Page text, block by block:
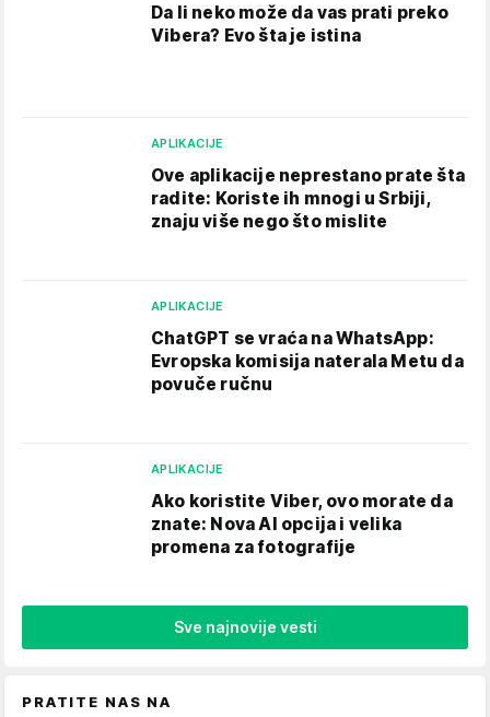
Da li neko može da vas prati preko
Vibera? Evo šta je istina
APLIKACIJE
Ove aplikacije neprestano prate šta
radite: Koriste ih mnogi u Srbiji,
znaju više nego što mislite
APLIKACIJE
ChatGPT se vraća na WhatsApp:
Evropska komisija naterala Metu da
povuče ručnu
APLIKACIJE
Ako koristite Viber, ovo morate da
znate: Nova AI opcija i velika
promena za fotografije
Sve najnovije vesti
PRATITE NAS NA